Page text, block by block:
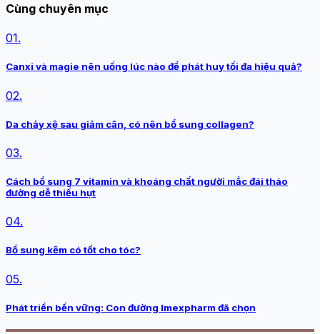
Cùng chuyên mục
01.
Canxi và magie nên uống lúc nào để phát huy tối đa hiệu quả?
02.
Da chảy xệ sau giảm cân, có nên bổ sung collagen?
03.
Cách bổ sung 7 vitamin và khoáng chất người mắc đái tháo
đường dễ thiếu hụt
04.
Bổ sung kẽm có tốt cho tóc?
05.
Phát triển bền vững: Con đường Imexpharm đã chọn